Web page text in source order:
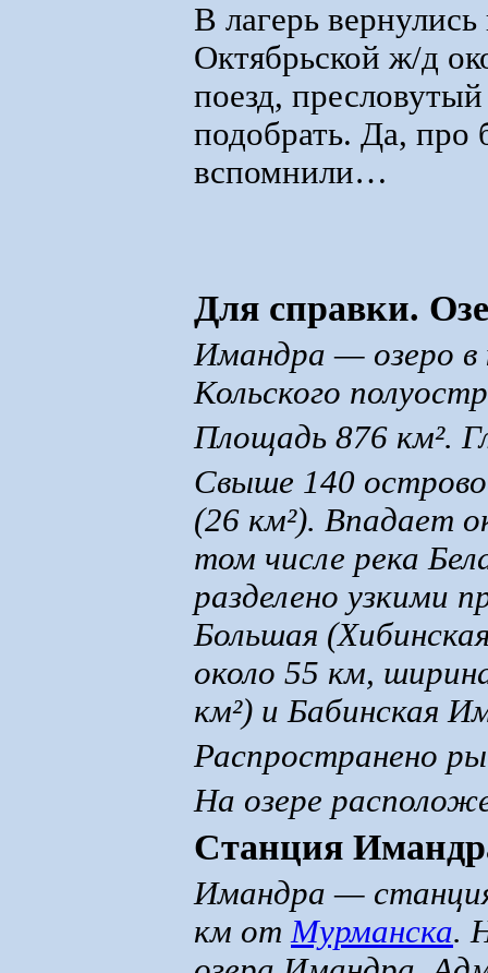
В лагерь
Октябрьской ж/д
поезд,
подобрать. Да, про
вспомнили…
Для справки.
Имандра — озеро в
Кольского
Площадь 876 км².
Свыше 140
(26 км²). Впадает
том числе река
разделено узкими
Большая
около 55 км,
км²) и Бабинская
Распространено
На озере
Станция
Имандра —
км отМурманска.